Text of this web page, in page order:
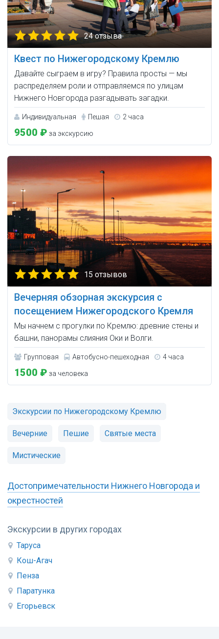
Экскурсии в других городах
Таруса
Кош-Агач
Пенза
Паратунка
Егорьевск
24 отзыва
Квест по Нижегородскому Кремлю
Давайте сыграем в игру? Правила просты — мы
распределяем роли и отправляемся по улицам
Нижнего Новгорода разгадывать загадки.
Индивидуальная Пешая 2 часа
9500 ₽ за экскурсию
15 отзывов
Вечерняя обзорная экскурсия с
посещением Нижегородского Кремля
Мы начнем с прогулки по Кремлю: древние стены и
башни, панорамы слияния Оки и Волги.
Групповая Автобусно-пешеходная 4 часа
1500 ₽ за человека
Экскурсии по Нижегородскому Кремлю
Вечерние Пешие Святые места
Мистические
Достопримечательности Нижнего Новгорода и
окрестностей